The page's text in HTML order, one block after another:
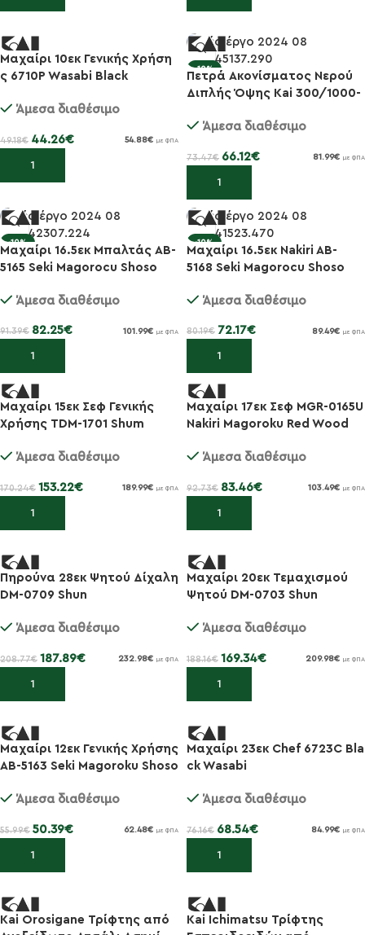
Μαχαίρι 10εκ Γενικής Χρήση
ς 6710P Wasabi Black
Άμεσα διαθέσιμο
49.18€ 44.26€ 54.88€ με ΦΠΑ
Προσθήκη στο καλάθι
-10%
Πετρά Ακονίσματος Νερού
Διπλής Όψης Kai 300/1000-
Άμεσα διαθέσιμο
73.47€ 66.12€ 81.99€ με ΦΠΑ
Προσθήκη στο καλάθι
-10%
Μαχαίρι 16.5εκ Μπαλτάς AB-
5165 Seki Magorocu Shoso
Άμεσα διαθέσιμο
91.39€ 82.25€ 101.99€ με ΦΠΑ
Προσθήκη στο καλάθι
-10%
Μαχαίρι 16.5εκ Nakiri AB-
5168 Seki Magorocu Shoso
Άμεσα διαθέσιμο
80.19€ 72.17€ 89.49€ με ΦΠΑ
Προσθήκη στο καλάθι
-10%
Μαχαίρι 15εκ Σεφ Γενικής
Χρήσης TDM-1701 Shum
Άμεσα διαθέσιμο
170.24€ 153.22€ 189.99€ με ΦΠΑ
Προσθήκη στο καλάθι
-10%
Μαχαίρι 17εκ Σεφ MGR-0165U
Nakiri Magoroku Red Wood
Άμεσα διαθέσιμο
92.73€ 83.46€ 103.49€ με ΦΠΑ
Προσθήκη στο καλάθι
Πηρούνα 28εκ Ψητού Δίχαλη
DM-0709 Shun
Άμεσα διαθέσιμο
208.77€ 187.89€ 232.98€ με ΦΠΑ
Προσθήκη στο καλάθι
Μαχαίρι 20εκ Τεμαχισμού
Ψητού DM-0703 Shun
Άμεσα διαθέσιμο
188.16€ 169.34€ 209.98€ με ΦΠΑ
Προσθήκη στο καλάθι
Μαχαίρι 12εκ Γενικής Χρήσης
AB-5163 Seki Magoroku Shoso
Άμεσα διαθέσιμο
55.99€ 50.39€ 62.48€ με ΦΠΑ
Προσθήκη στο καλάθι
-10%
Μαχαίρι 23εκ Chef 6723C Bla
ck Wasabi
Άμεσα διαθέσιμο
76.16€ 68.54€ 84.99€ με ΦΠΑ
Προσθήκη στο καλάθι
-10%
Kai Orosigane Τρίφτης από
Kai Ichimatsu Τρίφτης